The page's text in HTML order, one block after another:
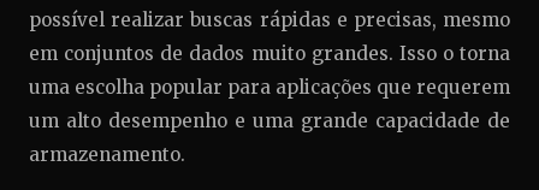
possível realizar buscas rápidas e precisas, mesmo
em conjuntos de dados muito grandes. Isso o torna
uma escolha popular para aplicações que requerem
um alto desempenho e uma grande capacidade de
armazenamento.